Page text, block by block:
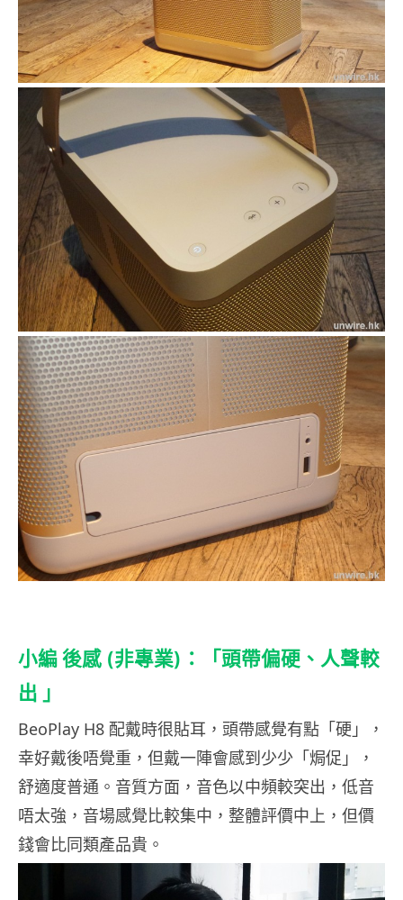
小編 後感 (非專業)：「頭帶偏硬、人聲較
出 」
BeoPlay H8 配戴時很貼耳，頭帶感覺有點「硬」，
幸好戴後唔覺重，但戴一陣會感到少少「焗促」，
舒適度普通。音質方面，音色以中頻較突出，低音
唔太強，音場感覺比較集中，整體評價中上，但價
錢會比同類產品貴。